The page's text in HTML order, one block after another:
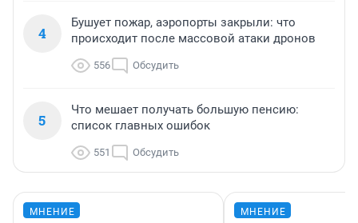
4
Бушует пожар, аэропорты закрыли: что
происходит после массовой атаки дронов
556 Обсудить
5
Что мешает получать большую пенсию:
список главных ошибок
551 Обсудить
МНЕНИЕ МНЕНИЕ